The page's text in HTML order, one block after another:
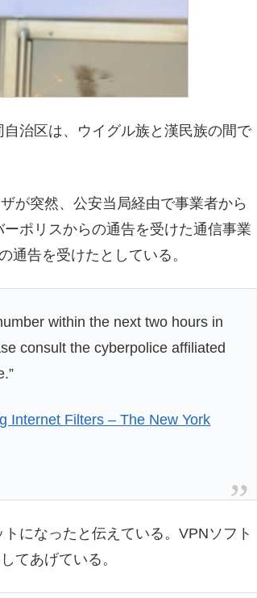
治区は、ウイグル族と漢民族の間で
が突然、公安当局経由で事業者から
ポリスからの通告を受けた通信事業
通告を受けたとしている。
within the next two hours in
consult the cyberpolice affiliated
Internet Filters – The New York
になったと伝えている。VPNソフト
てあげている。